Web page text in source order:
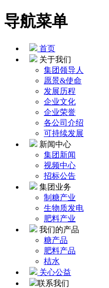
导航菜单
首页
关于我们
集团领导人
愿景&使命
发展历程
企业文化
企业荣誉
各公司介绍
可持续发展
新闻中心
集团新闻
视频中心
招标公告
集团业务
制糖产业
生物质发电
肥料产业
我们的产品
糖产品
肥料产品
桔水
关心公益
联系我们